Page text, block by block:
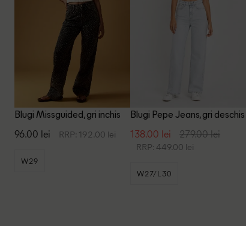
Blugi Missguided, gri inchis
96.00 lei RRP: 192.00 lei
W29
Blugi Pepe Jeans, gri deschis
138.00 lei 279.00 lei
RRP: 449.00 lei
W27/L30